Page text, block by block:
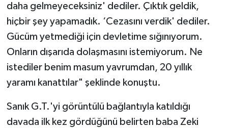
daha gelmeyeceksiniz' dediler. Çıktık geldik,
hiçbir şey yapamadık. ‘Cezasını verdik' dediler.
Gücüm yetmediği için devletime sığınıyorum.
Onların dışarıda dolaşmasını istemiyorum. Ne
istediler benim masum yavrumdan, 20 yıllık
yaramı kanattılar" şeklinde konuştu.
Sanık G.T.'yi görüntülü bağlantıyla katıldığı
davada ilk kez gördüğünü belirten baba Zeki